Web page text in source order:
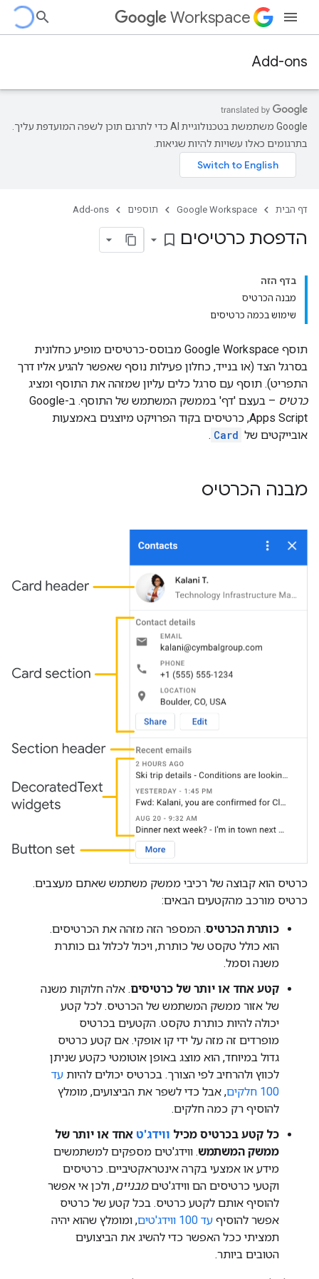
Workspace
Add-ons
‫Google משתמשת בטכנולוגיית AI כדי לתרגם תוכן לשפה המועדפת עליך.
בתרגומים כאלו עשויות להיות שגיאות.
דף הבית Google Workspace תוספים Add-ons
הדפסת כרטיסים bookmark_border
בדף הזה
מבנה הכרטיס
שימוש בכמה כרטיסים
תוסף Google Workspace מבוסס-כרטיסים מופיע כחלונית
בסרגל הצד (או בנייד, כחלון פעילות נוסף שאפשר להגיע אליו דרך
התפריט). תוסף עם סרגל כלים עליון שמזהה את התוסף ומציג
כרטיס
– בעצם 'דף' בממשק המשתמש של התוסף. ב-Google
Apps Script, כרטיסים בקוד הפרויקט מיוצגים באמצעות
אובייקטים של Card
.
מבנה הכרטיס
כרטיס הוא קבוצה של רכיבי ממשק משתמש שאתם מעצבים.
כרטיס מורכב מהקטעים הבאים:
כותרת הכרטיס. המספר הזה מזהה את הכרטיסים.
הוא כולל טקסט של כותרת, ויכול לכלול גם כותרת
משנה וסמל.
קטע אחד או יותר של כרטיסים. אלה חלוקות משנה
של אזור ממשק המשתמש של הכרטיס. לכל קטע
יכולה להיות כותרת טקסט. הקטעים בכרטיס
מופרדים זה מזה על ידי קו אופקי. אם קטע כרטיס
גדול במיוחד, הוא מוצג באופן אוטומטי כקטע שניתן
לכווץ ולהרחיב לפי הצורך. בכרטיס יכולים להיות עד
100 חלקים
, אבל כדי לשפר את הביצועים, מומלץ
להוסיף רק כמה חלקים.
כל קטע בכרטיס מכיל ווידג'ט אחד או יותר של
ממשק המשתמש. ווידג'טים מספקים למשתמשים
מידע או אמצעי בקרה אינטראקטיביים. כרטיסים
וקטעי כרטיסים הם ווידג'טיםמבניים, ולכן אי אפשר
להוסיף אותם לקטע כרטיס. בכל קטע של כרטיס
אפשר להוסיף עד 100 ווידג'טים
, ומומלץ שהוא יהיה
תמציתי ככל האפשר כדי להשיג את הביצועים
הטובים ביותר.